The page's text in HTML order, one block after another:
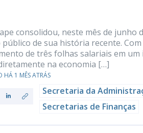
PB
consolidou, neste mês de junho
de sua história recente.
de três folhas salariais em
na economia […]
1 MÊS ATRÁS
Secretaria da
Secretarias de Finanças